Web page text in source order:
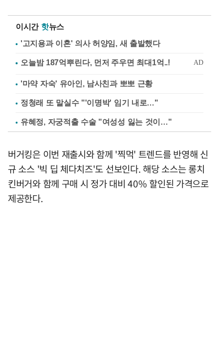
이시간 핫뉴스
'고지용과 이혼' 의사 허양임, 새 출발했다
'마약 자숙' 유아인, 남사친과 뽀뽀 근황
정청래 또 말실수 "'이명박' 임기 내로…"
유혜정, 자궁적출 수술 "여성성 잃는 것이…"
버거킹은 이번 재출시와 함께 '찍먹' 트렌드를 반영해 신
규 소스 '빅 딥 체다치즈'도 선보인다. 해당 소스는 롱치
킨버거와 함께 구매 시 정가 대비 40% 할인된 가격으로
제공한다.